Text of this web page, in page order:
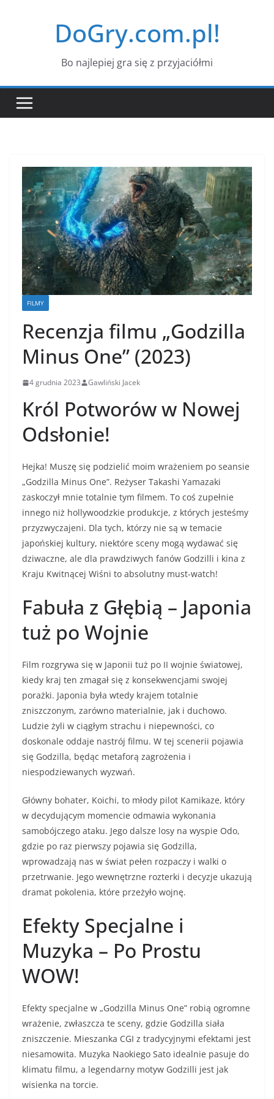
DoGry.com.pl!
Bo najlepiej gra się z przyjaciółmi
FILMY
Recenzja filmu „Godzilla
Minus One” (2023)
4 grudnia 2023 Gawliński Jacek
Król Potworów w Nowej
Odsłonie!
Hejka! Muszę się podzielić moim wrażeniem po seansie
„Godzilla Minus One”. Reżyser Takashi Yamazaki
zaskoczył mnie totalnie tym filmem. To coś zupełnie
innego niż hollywoodzkie produkcje, z których jesteśmy
przyzwyczajeni. Dla tych, którzy nie są w temacie
japońskiej kultury, niektóre sceny mogą wydawać się
dziwaczne, ale dla prawdziwych fanów Godzilli i kina z
Kraju Kwitnącej Wiśni to absolutny must-watch!
Fabuła z Głębią – Japonia
tuż po Wojnie
Film rozgrywa się w Japonii tuż po II wojnie światowej,
kiedy kraj ten zmagał się z konsekwencjami swojej
porażki. Japonia była wtedy krajem totalnie
zniszczonym, zarówno materialnie, jak i duchowo.
Ludzie żyli w ciągłym strachu i niepewności, co
doskonale oddaje nastrój filmu. W tej scenerii pojawia
się Godzilla, będąc metaforą zagrożenia i
niespodziewanych wyzwań.
Główny bohater, Koichi, to młody pilot Kamikaze, który
w decydującym momencie odmawia wykonania
samobójczego ataku. Jego dalsze losy na wyspie Odo,
gdzie po raz pierwszy pojawia się Godzilla,
wprowadzają nas w świat pełen rozpaczy i walki o
przetrwanie. Jego wewnętrzne rozterki i decyzje ukazują
dramat pokolenia, które przeżyło wojnę.
Efekty Specjalne i
Muzyka – Po Prostu
WOW!
Efekty specjalne w „Godzilla Minus One” robią ogromne
wrażenie, zwłaszcza te sceny, gdzie Godzilla siała
zniszczenie. Mieszanka CGI z tradycyjnymi efektami jest
niesamowita. Muzyka Naokiego Sato idealnie pasuje do
klimatu filmu, a legendarny motyw Godzilli jest jak
wisienka na torcie.